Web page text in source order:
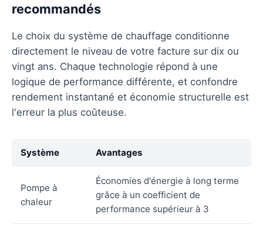
recommandés
Le choix du système de chauffage conditionne
directement le niveau de votre facture sur dix ou
vingt ans. Chaque technologie répond à une
logique de performance différente, et confondre
rendement instantané et économie structurelle est
l'erreur la plus coûteuse.
Système Avantages
Pompe à
chaleur
Économies d'énergie à long terme
grâce à un coefficient de
performance supérieur à 3